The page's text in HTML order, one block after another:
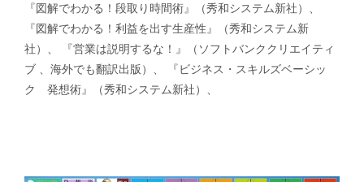
『図解でわかる！段取り時間術』（秀和システム新社）、
『図解でわかる！利益を出す生産性』（秀和システム新
社）、 『営業は説明するな！』（ソフトバンククリエイティ
ブ 、海外でも翻訳出版）、 『ビジネス・スキルズベーシッ
ク 発想術』（秀和システム新社）、